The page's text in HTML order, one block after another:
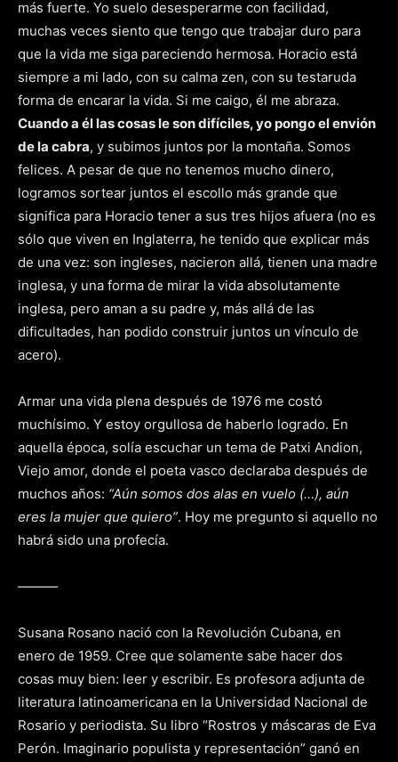
más fuerte. Yo suelo desesperarme con facilidad,
muchas veces siento que tengo que trabajar duro para
que la vida me siga pareciendo hermosa. Horacio está
siempre a mi lado, con su calma zen, con su testaruda
forma de encarar la vida. Si me caigo, él me abraza.
Cuando a él las cosas le son difíciles, yo pongo el envión
de la cabra, y subimos juntos por la montaña. Somos
felices. A pesar de que no tenemos mucho dinero,
logramos sortear juntos el escollo más grande que
significa para Horacio tener a sus tres hijos afuera (no es
sólo que viven en Inglaterra, he tenido que explicar más
de una vez: son ingleses, nacieron allá, tienen una madre
inglesa, y una forma de mirar la vida absolutamente
inglesa, pero aman a su padre y, más allá de las
dificultades, han podido construir juntos un vínculo de
acero).
Armar una vida plena después de 1976 me costó
muchísimo. Y estoy orgullosa de haberlo logrado. En
aquella época, solía escuchar un tema de Patxi Andion,
Viejo amor, donde el poeta vasco declaraba después de
muchos años: “Aún somos dos alas en vuelo (…), aún
eres la mujer que quiero”. Hoy me pregunto si aquello no
habrá sido una profecía.
———
Susana Rosano nació con la Revolución Cubana, en
enero de 1959. Cree que solamente sabe hacer dos
cosas muy bien: leer y escribir. Es profesora adjunta de
literatura latinoamericana en la Universidad Nacional de
Rosario y periodista. Su libro “Rostros y máscaras de Eva
Perón. Imaginario populista y representación” ganó en